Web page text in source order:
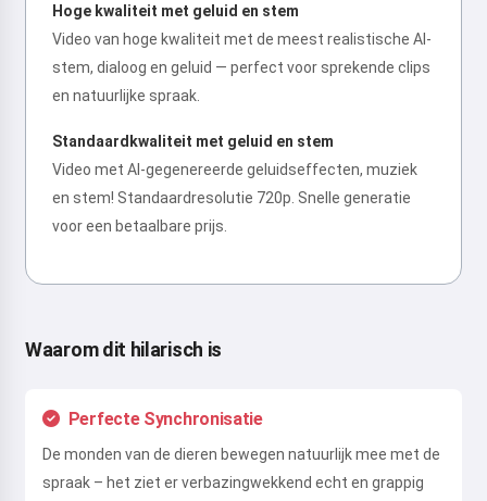
Hoge kwaliteit met geluid en stem
Video van hoge kwaliteit met de meest realistische AI-
stem, dialoog en geluid — perfect voor sprekende clips
en natuurlijke spraak.
Standaardkwaliteit met geluid en stem
Video met AI-gegenereerde geluidseffecten, muziek
en stem! Standaardresolutie 720p. Snelle generatie
voor een betaalbare prijs.
Waarom dit hilarisch is
Perfecte Synchronisatie
De monden van de dieren bewegen natuurlijk mee met de
spraak – het ziet er verbazingwekkend echt en grappig